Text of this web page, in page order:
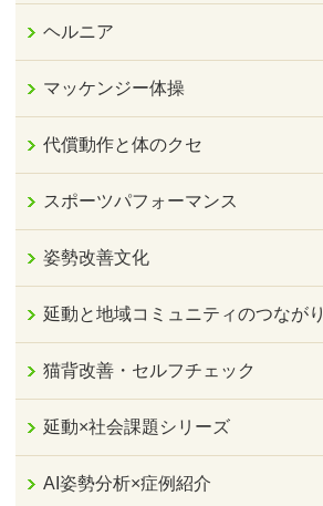
ヘルニア
マッケンジー体操
代償動作と体のクセ
スポーツパフォーマンス
姿勢改善文化
延動と地域コミュニティのつながり
猫背改善・セルフチェック
延動×社会課題シリーズ
AI姿勢分析×症例紹介